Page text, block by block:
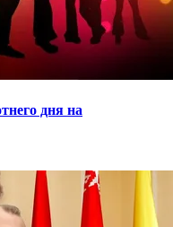
дня на